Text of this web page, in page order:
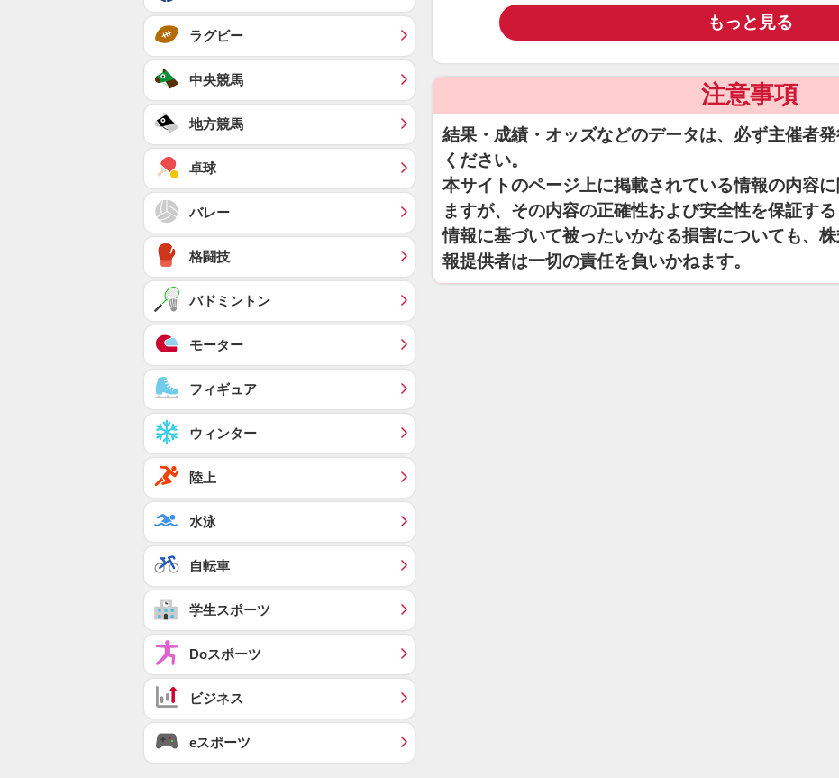
もっと見る
注意事項
結果・成績・オッズなどのデータは、必ず主催者
ください。
本サイトのページ上に掲載されている情報の内容
ますが、その内容の正確性および安全性を保証す
情報に基づいて被ったいかなる損害についても、
報提供者は一切の責任を負いかねます。
ラグビー
中央競馬
地方競馬
卓球
バレー
格闘技
バドミントン
モーター
フィギュア
ウィンター
陸上
水泳
自転車
学生スポーツ
Doスポーツ
ビジネス
eスポーツ